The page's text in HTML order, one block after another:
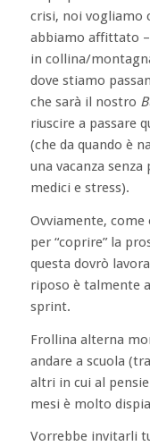
crisi, noi vogliamo
abbiamo affittato –
in collina/
dove stiamo
che sarà il nostro
riuscire a passare
(che da quando è
una vacanza
medici e stress).
Ovviamente,
per “coprire” la
questa dovrò
riposo è talmente
sprint.
Frollina alterna
andare a scuola
altri in cui al
mesi è molto
Vorrebbe invitarli